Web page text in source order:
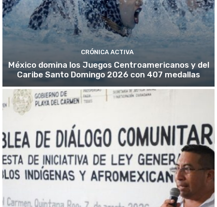
CRÓNICA ACTIVA
México domina los Juegos Centroamericanos y del
Caribe Santo Domingo 2026 con 407 medallas